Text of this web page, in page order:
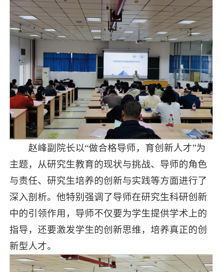
赵峰副院长以“做合格导师，育创新人才”为
主题，从研究生教育的现状与挑战、导师的角色
与责任、研究生培养的创新与实践等方面进行了
深入剖析。他特别强调了导师在研究生科研创新
中的引领作用，导师不仅要为学生提供学术上的
指导，还要激发学生的创新思维，培养真正的创
新型人才。